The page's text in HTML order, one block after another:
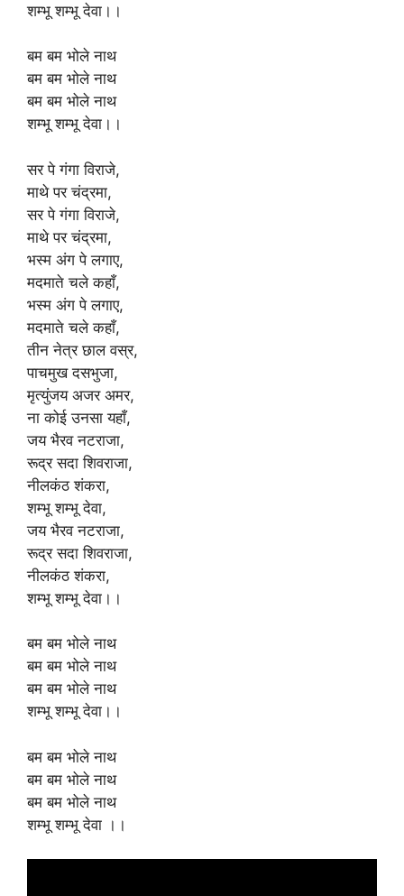
शम्भू शम्भू देवा।।
बम बम भोले नाथ
बम बम भोले नाथ
बम बम भोले नाथ
शम्भू शम्भू देवा।।
सर पे गंगा विराजे,
माथे पर चंद्रमा,
सर पे गंगा विराजे,
माथे पर चंद्रमा,
भस्म अंग पे लगाए,
मदमाते चले कहाँ,
भस्म अंग पे लगाए,
मदमाते चले कहाँ,
तीन नेत्र छाल वस्र,
पाचमुख दसभुजा,
मृत्युंजय अजर अमर,
ना कोई उनसा यहाँ,
जय भैरव नटराजा,
रूद्र सदा शिवराजा,
नीलकंठ शंकरा,
शम्भू शम्भू देवा,
जय भैरव नटराजा,
रूद्र सदा शिवराजा,
नीलकंठ शंकरा,
शम्भू शम्भू देवा।।
बम बम भोले नाथ
बम बम भोले नाथ
बम बम भोले नाथ
शम्भू शम्भू देवा।।
बम बम भोले नाथ
बम बम भोले नाथ
बम बम भोले नाथ
शम्भू शम्भू देवा ।।